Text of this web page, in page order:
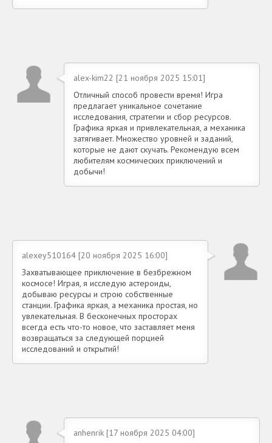
alex-kim22 [21 ноября 2025 15:01]
Отличный способ провести время! Игра
предлагает уникальное сочетание
исследования, стратегии и сбор ресурсов.
Графика яркая и привлекательная, а механика
затягивает. Множество уровней и заданий,
которые не дают скучать. Рекомендую всем
любителям космических приключений и
добычи!
alexey510164 [20 ноября 2025 16:00]
Захватывающее приключение в безбрежном
космосе! Играя, я исследую астероиды,
добываю ресурсы и строю собственные
станции. Графика яркая, а механика простая, но
увлекательная. В бесконечных просторах
всегда есть что-то новое, что заставляет меня
возвращаться за следующей порцией
исследований и открытий!
anhenrik [17 ноября 2025 04:00]